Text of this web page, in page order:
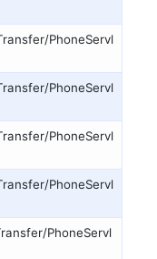
PhoneServl
PhoneServl
PhoneServl
PhoneServl
PhoneServl